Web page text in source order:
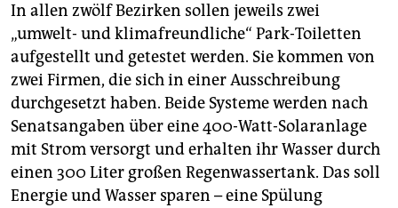
In allen zwölf Bezirken sollen jeweils zwei
„umwelt- und klimafreundliche“ Park-Toiletten
aufgestellt und getestet werden. Sie kommen von
zwei Firmen, die sich in einer Ausschreibung
durchgesetzt haben. Beide Systeme werden nach
Senatsangaben über eine 400-Watt-Solaranlage
mit Strom versorgt und erhalten ihr Wasser durch
einen 300 Liter großen Regenwassertank. Das soll
Energie und Wasser sparen – eine Spülung